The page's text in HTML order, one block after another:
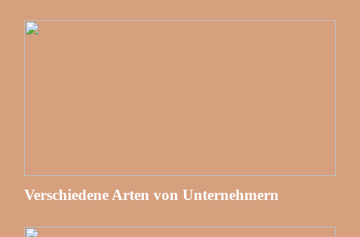
Verschiedene Arten von Unternehmern